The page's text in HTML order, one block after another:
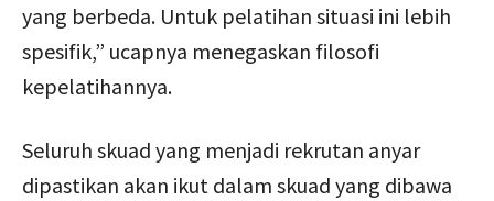
yang berbeda. Untuk pelatihan situasi ini lebih
spesifik,” ucapnya menegaskan filosofi
kepelatihannya.
Seluruh skuad yang menjadi rekrutan anyar
dipastikan akan ikut dalam skuad yang dibawa